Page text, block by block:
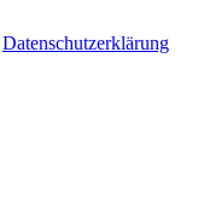
Datenschutzerklärung